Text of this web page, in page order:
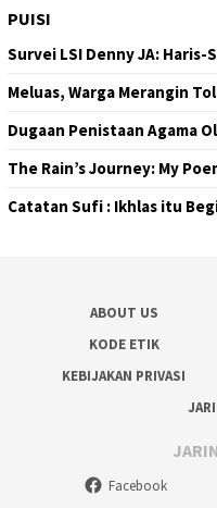
PUISI
Survei LSI Denny JA:
Meluas, Warga Merangin
Dugaan Penistaan Agama
The Rain’s Journey: My
Catatan Sufi : Ikhlas itu
ABOUT US
KODE ETIK
KEBIJAKAN PRIVASI
Facebook